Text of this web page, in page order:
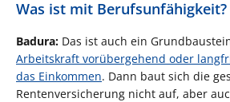
Was ist mit Berufsunfähigkeit?
Badura: Das ist auch ein
Arbeitskraft vorübergehend oder
das Einkommen. Dann baut sich die
Rentenversicherung nicht auf, aber